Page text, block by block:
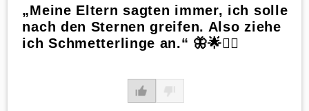
„Meine Eltern sagten immer, ich solle
nach den Sternen greifen. Also ziehe
ich Schmetterlinge an.“ 🦋🌟🤷‍♀️